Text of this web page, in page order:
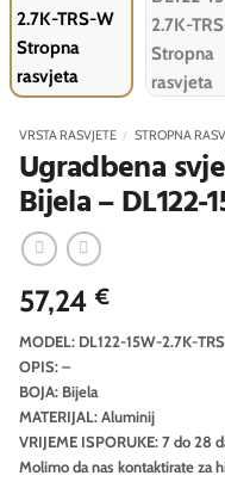
VRSTA RASVJETE / STROPNA
Ugradbena
Bijela – DL122-
57,24 €
MODEL: DL122-15W-2.7K-
OPIS: –
BOJA: Bijela
MATERIJAL: Aluminij
VRIJEME ISPORUKE: 7 do 28
Molimo da nas kontaktirate za